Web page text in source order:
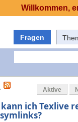
Fragen
Aktive
kann ich Texlive
Willkommen,